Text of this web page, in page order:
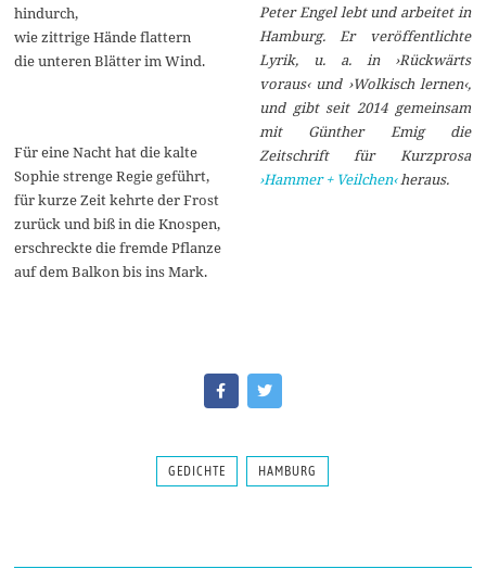
hindurch,
wie zittrige Hände flattern
die unteren Blätter im Wind.
Für eine Nacht hat die kalte
Sophie strenge Regie geführt,
für kurze Zeit kehrte der Frost
zurück und biß in die Knospen,
erschreckte die fremde Pflanze
auf dem Balkon bis ins Mark.
Peter Engel lebt und arbeitet in
Hamburg. Er veröffentlichte
Lyrik, u. a. in ›Rückwärts
voraus‹ und ›Wolkisch lernen‹,
und gibt seit 2014 gemeinsam
mit Günther Emig die
Zeitschrift für Kurzprosa
›Hammer + Veilchen‹heraus.
GEDICHTE HAMBURG